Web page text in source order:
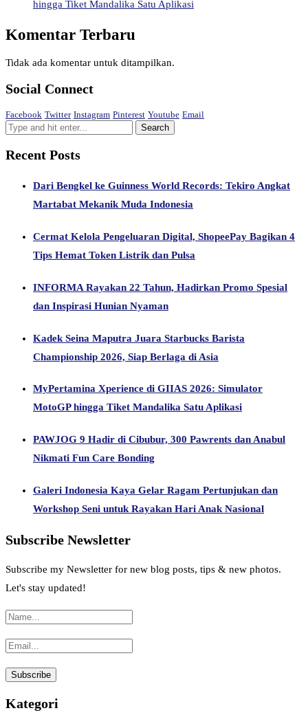
hingga Tiket Mandalika Satu Aplikasi
Komentar Terbaru
Tidak ada komentar untuk ditampilkan.
Social Connect
Facebook Twitter Instagram Pinterest Youtube Email
Recent Posts
Dari Bengkel ke Guinness World Records: Tekiro Angkat
Martabat Mekanik Muda Indonesia
Cermat Kelola Pengeluaran Digital, ShopeePay Bagikan 4
Tips Hemat Token Listrik dan Pulsa
INFORMA Rayakan 22 Tahun, Hadirkan Promo Spesial
dan Inspirasi Hunian Nyaman
Kadek Seina Maputra Juara Starbucks Barista
Championship 2026, Siap Berlaga di Asia
MyPertamina Xperience di GIIAS 2026: Simulator
MotoGP hingga Tiket Mandalika Satu Aplikasi
PAWJOG 9 Hadir di Cibubur, 300 Pawrents dan Anabul
Nikmati Fun Care Bonding
Galeri Indonesia Kaya Gelar Ragam Pertunjukan dan
Workshop Seni untuk Rayakan Hari Anak Nasional
Subscribe Newsletter
Subscribe my Newsletter for new blog posts, tips & new photos.
Let's stay updated!
Kategori